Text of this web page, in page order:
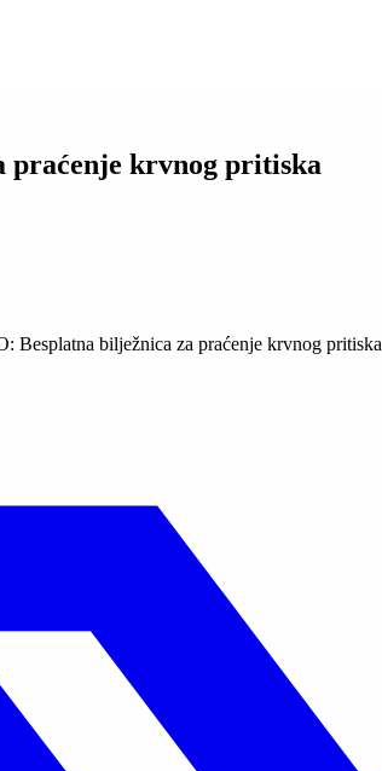
praćenje krvnog pritiska
Besplatna bilježnica za praćenje krvnog pritiska